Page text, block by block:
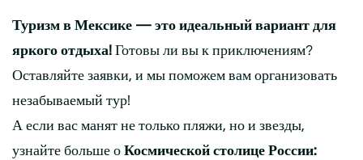
Туризм в Мексике — это идеальный вариант для
яркого отдыха! Готовы ли вы к приключениям?
Оставляйте заявки, и мы поможем вам организовать
незабываемый тур!
А если вас манят не только пляжи, но и звезды,
узнайте больше о Космической столице России: